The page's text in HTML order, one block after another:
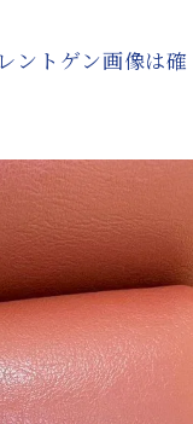
ントゲン画像は確